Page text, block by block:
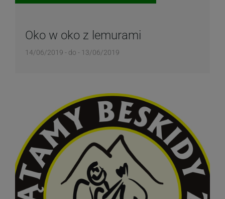
Oko w oko z lemurami
14/06/2019 - do - 13/06/2019